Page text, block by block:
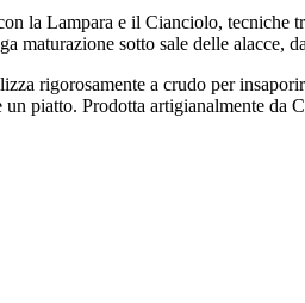
la Lampara e il Cianciolo,
maturazione sotto sale delle alacce,
rigorosamente a crudo per
un piatto. Prodotta artigianalmente da